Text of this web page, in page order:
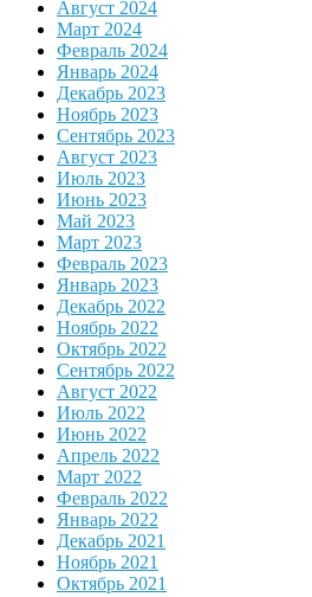
Август 2024
Март 2024
Февраль 2024
Январь 2024
Декабрь 2023
Ноябрь 2023
Сентябрь 2023
Август 2023
Июль 2023
Июнь 2023
Май 2023
Март 2023
Февраль 2023
Январь 2023
Декабрь 2022
Ноябрь 2022
Октябрь 2022
Сентябрь 2022
Август 2022
Июль 2022
Июнь 2022
Апрель 2022
Март 2022
Февраль 2022
Январь 2022
Декабрь 2021
Ноябрь 2021
Октябрь 2021